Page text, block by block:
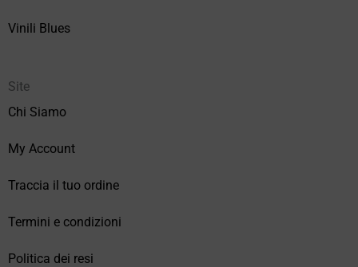
Vinili Blues
Site
Chi Siamo
My Account
Traccia il tuo ordine
Termini e condizioni
Politica dei resi